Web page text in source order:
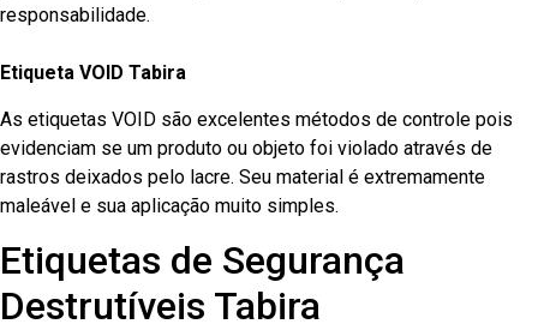
responsabilidade.
Etiqueta VOID Tabira
As etiquetas VOID são excelentes métodos de controle pois
evidenciam se um produto ou objeto foi violado através de
rastros deixados pelo lacre. Seu material é extremamente
maleável e sua aplicação muito simples.
Etiquetas de Segurança
Destrutíveis Tabira